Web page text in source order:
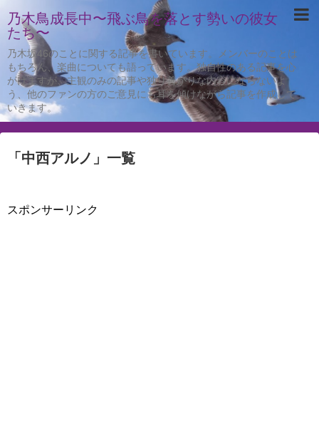
乃木鳥成長中〜飛ぶ鳥を落とす勢いの彼女
たち〜
乃木坂46のことに関する記事を書いています。メンバーのことは
もちろん、楽曲についても語っています。独自性のある記事を心
がけますが、主観のみの記事や独り善がりな内容にならないよ
う、他のファンの方のご意見にも耳を傾けながら記事を作成して
いきます。
「 中西アルノ 」 一覧
スポンサーリンク